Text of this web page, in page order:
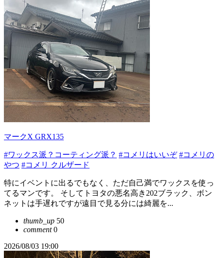
マークX GRX135
#ワックス派？コーティング派？ #コメリはいいぞ #コメリの
やつ #コメリ クルザード
特にイベントに出るでもなく、ただ自己満でワックスを使っ
てるマンです。 そしてトヨタの悪名高き202ブラック、ボン
ネットは手遅れですが遠目で見る分には綺麗を...
thumb_up 50
comment0
2026/08/03 19:00